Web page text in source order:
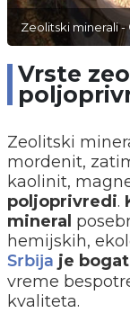
Zeolitski minerali
Vrste
Zeolitski
mordenit,
kaolinit,
poljoprivredi.
mineral
hemijskih,
Srbija je
vreme
kvaliteta.